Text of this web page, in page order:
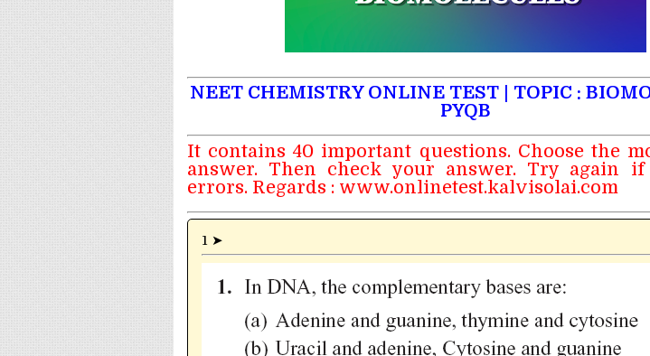
NEET CHEMISTRY ONLINE TEST | TOPIC :
PYQB
It contains 40 important questions. Choose the
answer. Then check your answer. Try again
errors. Regards : www.onlinetest.kalvisolai.com
1 ➤